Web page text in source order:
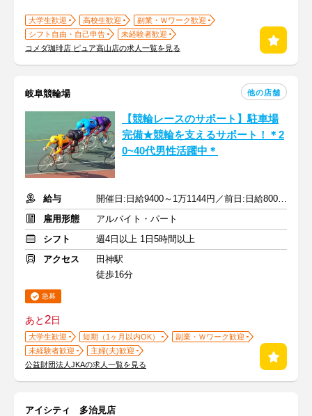
大学生歓迎 高校生歓迎
副業・Ｗワーク歓迎
シフト自由・自己申告
未経験者歓迎
コメダ珈琲店 ピュア高山店の求人一覧を見る
岐阜競輪場 他の店舗
【競輪レースのサポート】駐車場
完備★競輪を支えるサポート！＊2
0~40代男性活躍中＊
給与
開催日:日給9400～1万1144円／前日:日給8000円 ＋交通費全額支給
雇用形態
アルバイト・パート
シフト
週4日以上 1日5時間以上
アクセス
田神駅
徒歩16分
急募
あと2日
大学生歓迎 短期（1ヶ月以内OK）
副業・Ｗワーク歓迎
未経験者歓迎
主婦(夫)歓迎
公益財団法人JKAの求人一覧を見る
アイシティ 多治見店